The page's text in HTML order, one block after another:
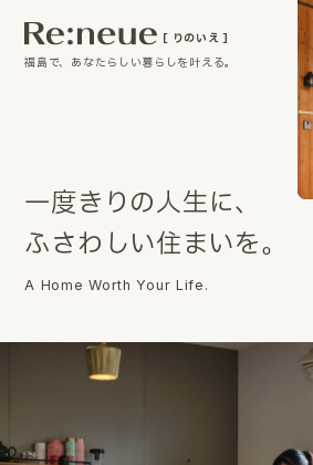
［ りのいえ ］
福島で、あなたらしい暮らしを叶える。
一度き りの人生に、
ふさわ しい住まいを。
A Home Worth Your Life.